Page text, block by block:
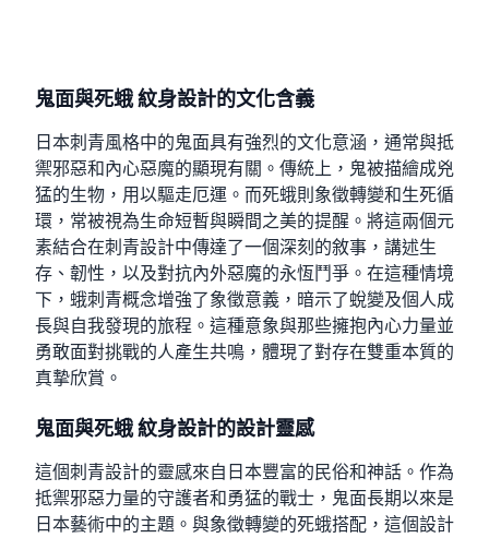
鬼面與死蛾 紋身設計的文化含義
日本刺青風格中的鬼面具有強烈的文化意涵，通常與抵
禦邪惡和內心惡魔的顯現有關。傳統上，鬼被描繪成兇
猛的生物，用以驅走厄運。而死蛾則象徵轉變和生死循
環，常被視為生命短暫與瞬間之美的提醒。將這兩個元
素結合在刺青設計中傳達了一個深刻的敘事，講述生
存、韌性，以及對抗內外惡魔的永恆鬥爭。在這種情境
下，蛾刺青概念增強了象徵意義，暗示了蛻變及個人成
長與自我發現的旅程。這種意象與那些擁抱內心力量並
勇敢面對挑戰的人產生共鳴，體現了對存在雙重本質的
真摯欣賞。
鬼面與死蛾 紋身設計的設計靈感
這個刺青設計的靈感來自日本豐富的民俗和神話。作為
抵禦邪惡力量的守護者和勇猛的戰士，鬼面長期以來是
日本藝術中的主題。與象徵轉變的死蛾搭配，這個設計